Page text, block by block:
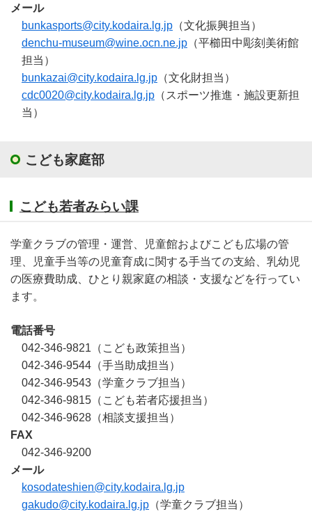
メール
bunkasports@city.kodaira.lg.jp （文化振興担当）
denchu-museum@wine.ocn.ne.jp （平櫛田中彫刻美術館
担当）
bunkazai@city.kodaira.lg.jp （文化財担当）
cdc0020@city.kodaira.lg.jp （スポーツ推進・施設更新担
当）
こども家庭部
こども若者みらい課
学童クラブの管理・運営、児童館およびこども広場の管
理、児童手当等の児童育成に関する手当ての支給、乳幼児
の医療費助成、ひとり親家庭の相談・支援などを行ってい
ます。
電話番号
042-346-9821（こども政策担当）
042-346-9544（手当助成担当）
042-346-9543（学童クラブ担当）
042-346-9815（こども若者応援担当）
042-346-9628（相談支援担当）
FAX
042-346-9200
メール
kosodateshien@city.kodaira.lg.jp
gakudo@city.kodaira.lg.jp （学童クラブ担当）